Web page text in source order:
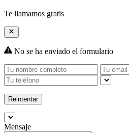
Te llamamos gratis
No se ha enviado el formulario
Reintentar
Mensaje